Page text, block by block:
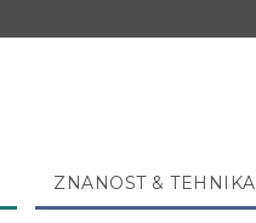
ZNANOST & TEHNIKA